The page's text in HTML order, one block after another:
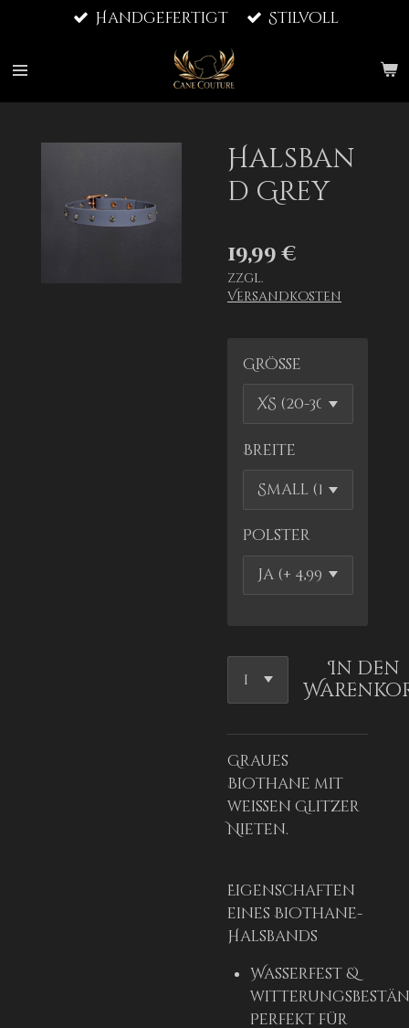
springen
Handgefertigt Stilvoll
Halsban
d Grey
19,99 €
zzgl.
Versandkosten
Größe
Breite
Polster
In den
Graues
Biothane mit
weißen Glitzer
Nieten.
Eigenschaften
eines Biothane-
Halsbands
Wasserfest &
Perfekt für